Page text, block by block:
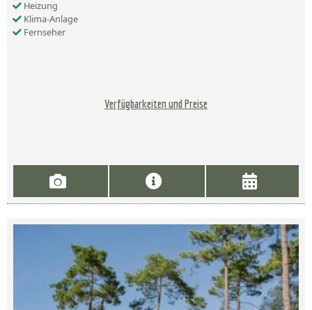
Heizung
Klima-Anlage
Fernseher
Verfügbarkeiten und Preise